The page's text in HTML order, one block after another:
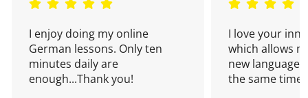
I enjoy doing my online
German lessons. Only ten
minutes daily are
enough...Thank you!
I love your
which allows
new language
the same time!